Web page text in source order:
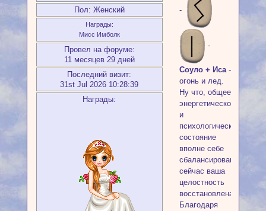
Пол: Женский
Награды:
Мисс Имболк
Провел на форуме:
11 месяцев 29 дней
Последний визит:
31st Jul 2026 10:28:39
Награды:
-
-
Соуло + Иса-
огонь и лед.
Ну что, общее
энергетическое
и
психологическое
состояние
вполне себе
сбалансировано:
сейчас ваша
целостность
восстановлена.
Благодаря